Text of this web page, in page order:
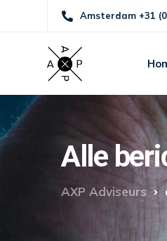
Amsterdam +31
Alle
AXP Adviseurs